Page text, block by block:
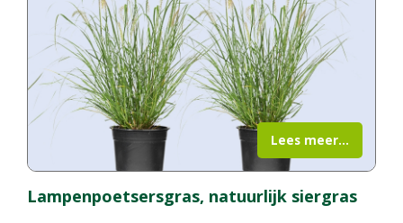
Lampenpoetsersgras, natuurlijk siergras
Lees meer...